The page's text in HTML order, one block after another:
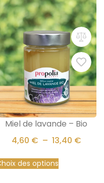
Miel de lavande – Bio
4,60 € – 13,40 €
des options